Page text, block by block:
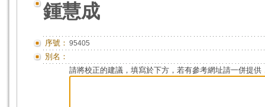
鍾慧成
序號： 95405
別名：
請將校正的建議，填寫於下方，若有參考網址請一併提供